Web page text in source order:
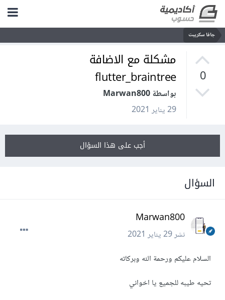
جافا سكريبت
0
مشكلة مع الاضافة
flutter_braintree
بواسطة Marwan800
29 يناير 2021
أجب على هذا السؤال
السؤال
Marwan800
نشر29 يناير 2021
السلام عليكم ورحمة الله وبركاته
تحيه طيبه للجميع يا اخواني